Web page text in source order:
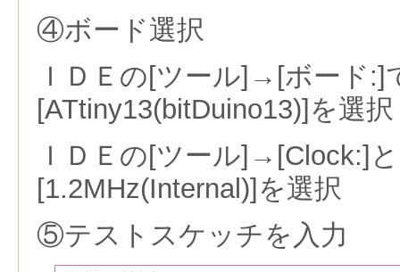
④ボード選択
ＩＤＥの[ツール]→[ボード:]
[ATtiny13(bitDuino13)]を選択
ＩＤＥの[ツール]→[Clock:]
[1.2MHz(Internal)]を選択
⑤テストスケッチを入力